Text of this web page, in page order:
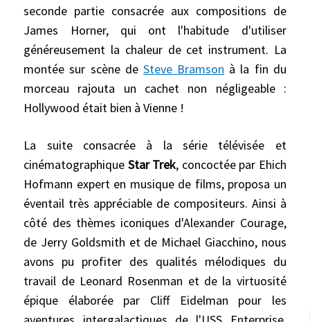
seconde partie consacrée aux compositions de
James Horner, qui ont l'habitude d'utiliser
généreusement la chaleur de cet instrument. La
montée sur scène de Steve Bramson à la fin du
morceau rajouta un cachet non négligeable :
Hollywood était bien à Vienne !
La suite consacrée à la série télévisée et
cinématographique Star Trek, concoctée par Ehich
Hofmann expert en musique de films, proposa un
éventail très appréciable de compositeurs. Ainsi à
côté des thèmes iconiques d'Alexander Courage,
de Jerry Goldsmith et de Michael Giacchino, nous
avons pu profiter des qualités mélodiques du
travail de Leonard Rosenman et de la virtuosité
épique élaborée par Cliff Eidelman pour les